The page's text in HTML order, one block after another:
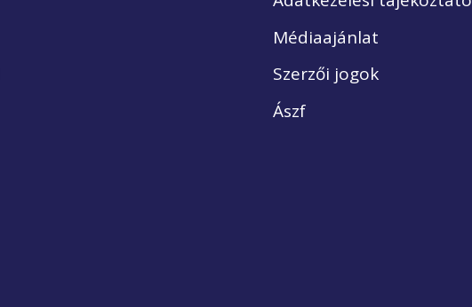
Médiaajánlat
Szerzői jogok
Ászf